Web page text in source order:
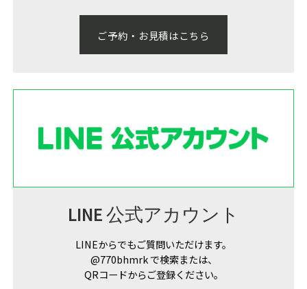
ご予約・お見積はこちら
LINE 公式アカウント
LINEからでもご質問いただけます。
@770bhmrk で検索または、
QRコードからご登録ください。